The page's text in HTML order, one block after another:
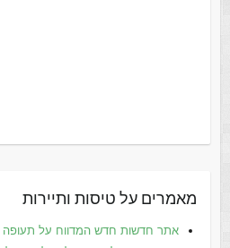
מאמרים על טיסות ותיירות
אתר חדשות חדש המדווח על תעופה